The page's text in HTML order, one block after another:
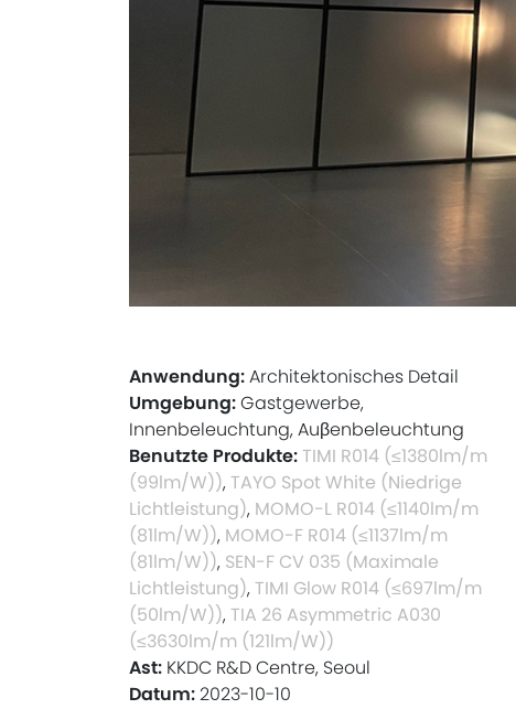
Anwendung:Architektonisches Detail
Umgebung:Gastgewerbe,
Innenbeleuchtung, Auβenbeleuchtung
Benutzte Produkte:TIMI R014 (≤1380lm/m
(99lm/W)),TAYO Spot White (Niedrige
Lichtleistung), MOMO-L R014 (≤1140lm/m
(81lm/W)), MOMO-F R014 (≤1137lm/m
(81lm/W)), SEN-F CV 035 (Maximale
Lichtleistung),TIMI Glow R014 (≤697lm/m
(50lm/W)),TIA 26 Asymmetric A030
(≤3630lm/m (121lm/W))
Ast: KKDC R&D Centre, Seoul
Datum:2023-10-10